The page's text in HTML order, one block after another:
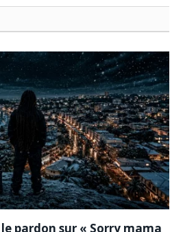
pardon sur « Sorry mama